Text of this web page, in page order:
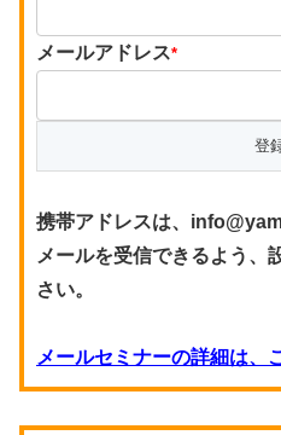
メールアドレス*
携帯アドレスは、
メールを受信できるよう、
さい。
メールセミナーの詳細は、